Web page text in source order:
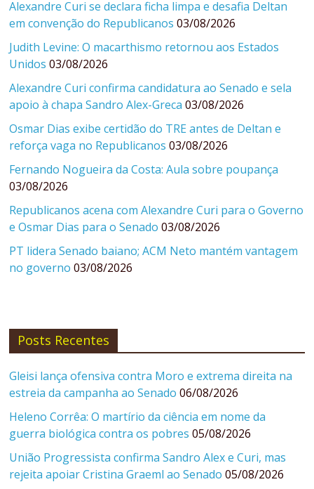
Alexandre Curi se declara ficha limpa e desafia Deltan
em convenção do Republicanos 03/08/2026
Judith Levine: O macarthismo retornou aos Estados
Unidos 03/08/2026
Alexandre Curi confirma candidatura ao Senado e sela
apoio à chapa Sandro Alex-Greca 03/08/2026
Osmar Dias exibe certidão do TRE antes de Deltan e
reforça vaga no Republicanos 03/08/2026
Fernando Nogueira da Costa: Aula sobre poupança
03/08/2026
Republicanos acena com Alexandre Curi para o Governo
e Osmar Dias para o Senado 03/08/2026
PT lidera Senado baiano; ACM Neto mantém vantagem
no governo 03/08/2026
Posts Recentes
Gleisi lança ofensiva contra Moro e extrema direita na
estreia da campanha ao Senado 06/08/2026
Heleno Corrêa: O martírio da ciência em nome da
guerra biológica contra os pobres 05/08/2026
União Progressista confirma Sandro Alex e Curi, mas
rejeita apoiar Cristina Graeml ao Senado 05/08/2026